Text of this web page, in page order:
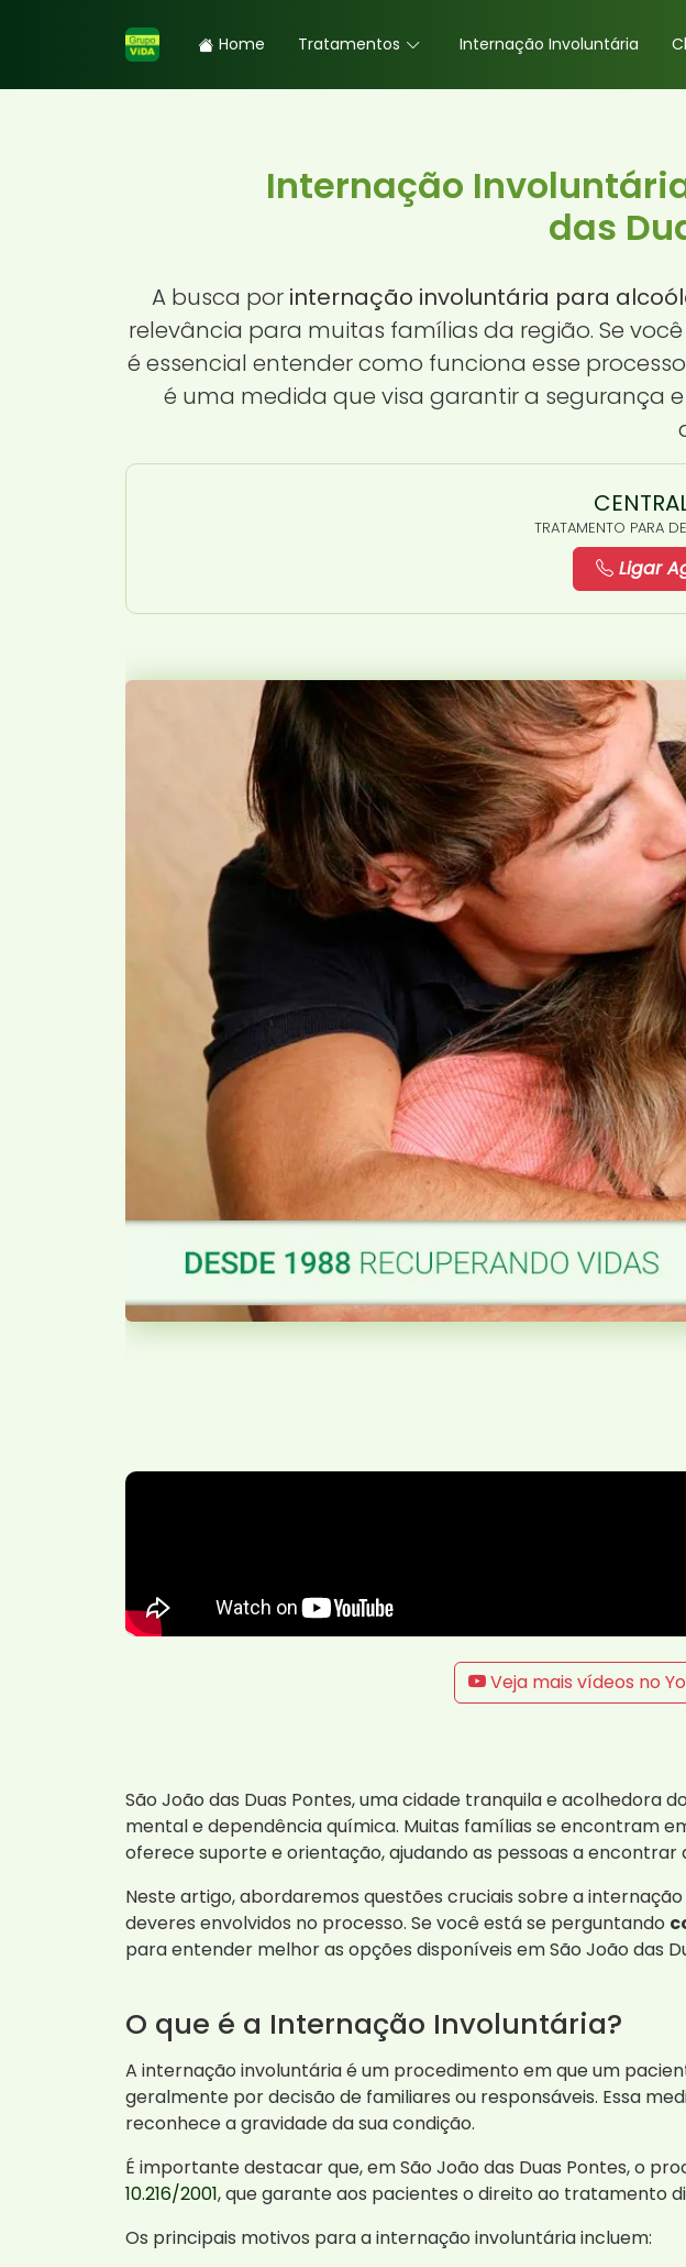
Home Tratamentos Internação Involuntária
Internação
das
A busca por internação involuntária para
relevância para muitas famílias da região. Se
é essencial entender como funciona esse
é uma medida que visa garantir a segurança
TRATAMENTO PARA
Ligar
Veja mais vídeos no
São João das Duas Pontes, uma cidade tranquila e acolhedora
mental e dependência química. Muitas famílias se encontram
oferece suporte e orientação, ajudando as pessoas a encontrar
Neste artigo, abordaremos questões cruciais sobre a
deveres envolvidos no processo. Se você está se perguntando
para entender melhor as opções disponíveis em São João das
O que é a Internação Involuntária?
A internação involuntária é um procedimento em que um
geralmente por decisão de familiares ou responsáveis. Essa
reconhece a gravidade da sua condição.
É importante destacar que, em São João das Duas Pontes, o
10.216/2001, que garante aos pacientes o direito ao tratamento
Os principais motivos para a internação involuntária incluem: